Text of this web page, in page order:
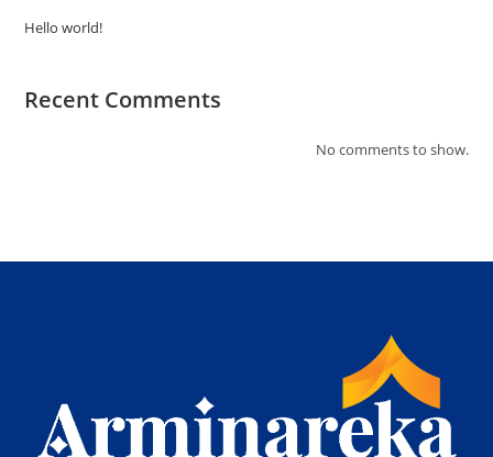
Hello world!
Recent Comments
No comments to show.